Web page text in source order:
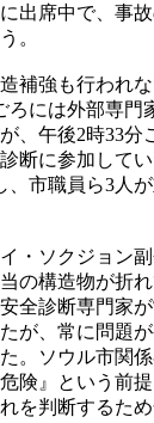
出席中で、事
。
補強も行われ
ろには外部専門
、午後2時33分
断に参加して
、市職員ら3人
・ソクジョン
の構造物が折
全診断専門家
が、常に問題
。ソウル市関
険』という前
を判断するた